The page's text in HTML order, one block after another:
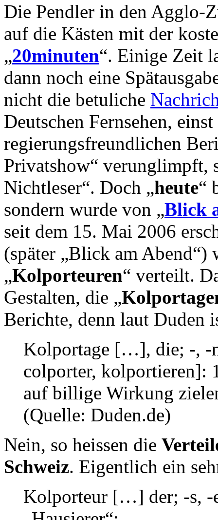
Die Pendler in den Agglo-
auf die Kästen mit der
„20minuten“. Einige Zeit
dann noch eine
nicht die betuliche
Deutschen Fernsehen,
regierungsfreundlichen
Privatshow“ verunglimpft,
Nichtleser“. Doch „heute“
sondern wurde von „Blick
seit dem 15. Mai 2006
(später „Blick am
„Kolporteuren“ verteilt.
Gestalten, die „
Berichte, denn laut Duden
Kolportage […], die; -, -
colporter, kolportieren]:
auf billige Wirkung
(Quelle: Duden.de)
Nein, so heissen die
Schweiz. Eigentlich ein
Kolporteur […] der; -s, -